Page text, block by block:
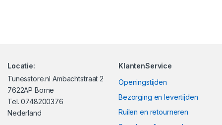
Locatie:
Tunesstore.nl Ambachtstraat 2
7622AP Borne
Tel. 0748200376
Nederland
KlantenService
Openingstijden
Bezorging en levertijden
Ruilen en retourneren